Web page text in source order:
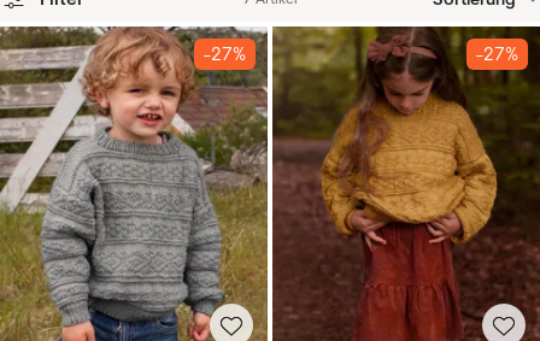
Produkte
-27% -27%